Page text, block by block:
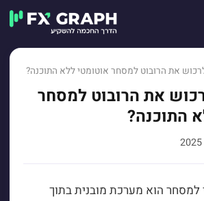
את הרובוט למסחר אוטומטי ללא התוכנה?
את הרובוט למסחר
התוכנה?
למסחר הוא מערכת מובנית בתוך